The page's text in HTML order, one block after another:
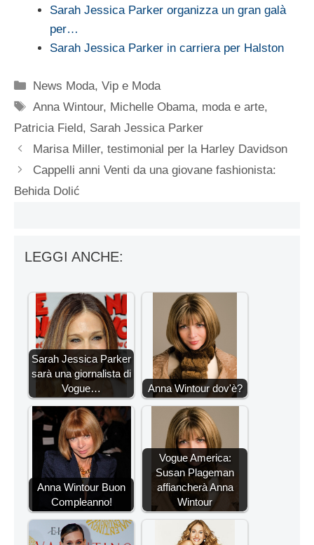
Sarah Jessica Parker organizza un gran galà
per…
Sarah Jessica Parker in carriera per Halston
Categorie
News Moda,Vip e Moda
Tag
Anna Wintour, Michelle Obama, moda e arte,
Patricia Field, Sarah Jessica Parker
Marisa Miller, testimonial per la Harley Davidson
Cappelli anni Venti da una giovane fashionista:
Behida Dolić
LEGGI ANCHE:
Sarah Jessica Parker
sarà una giornalista di
Vogue…
Anna Wintour dov'è?
Anna Wintour Buon
Compleanno!
Vogue America:
Susan Plageman
affiancherà Anna
Wintour